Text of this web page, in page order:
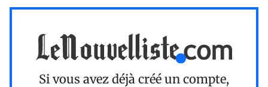
Si vous avez déjà créé un compte,